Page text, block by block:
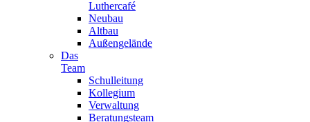
Luthercafé
Neubau
Altbau
Außengelände
Das
Team
Schulleitung
Kollegium
Verwaltung
Beratungsteam